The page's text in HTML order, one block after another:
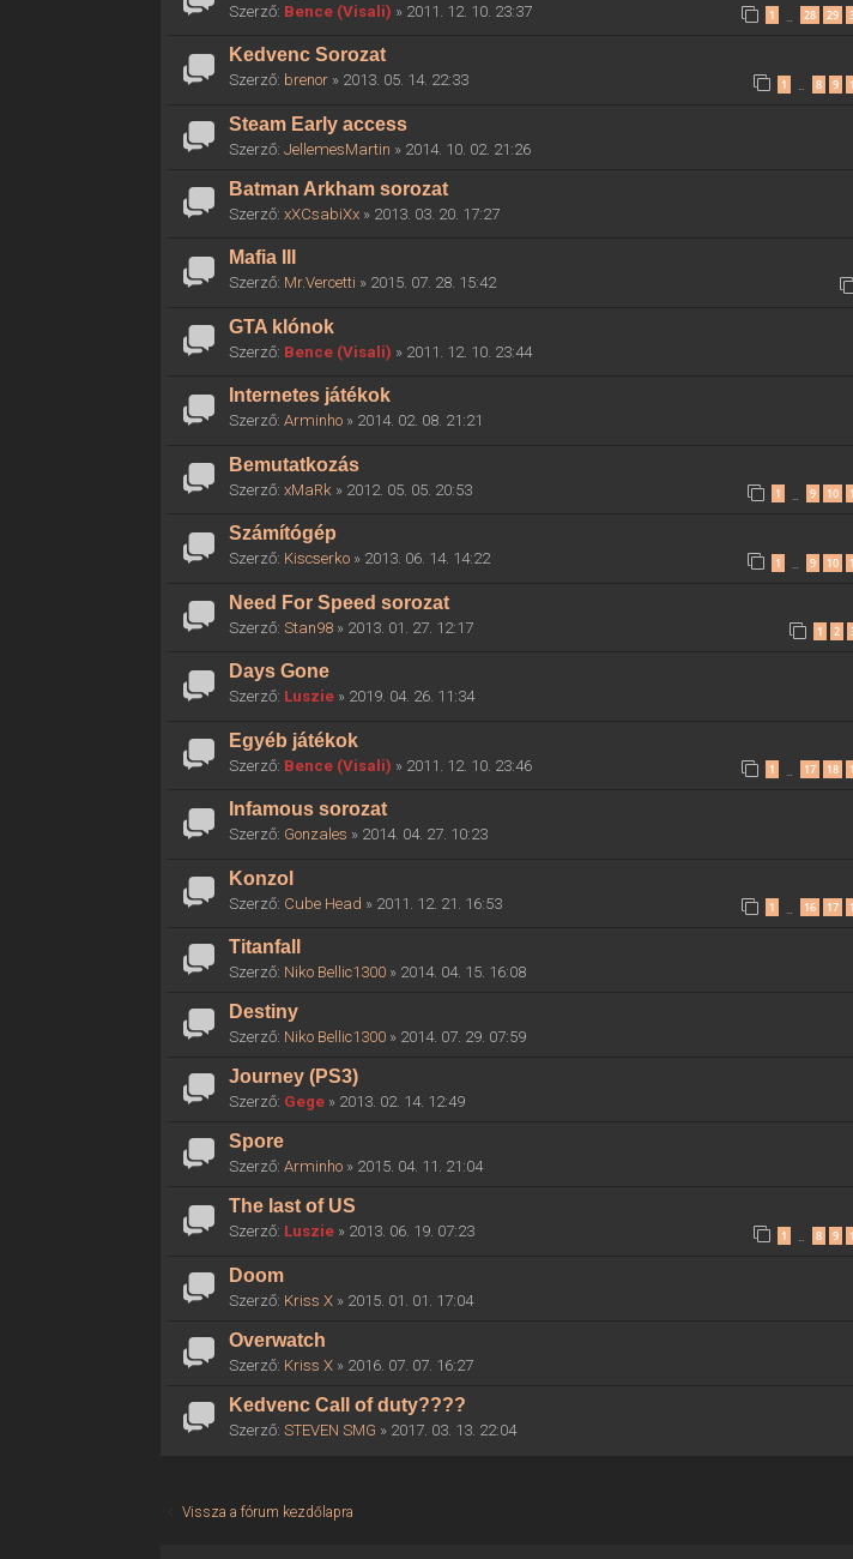
Szerző: Bence (Visali) » 2011. 12. 10. 23:37 1 28 29
Kedvenc Sorozat
Szerző: brenor » 2013. 05. 14. 22:33 1 … 8 9
Steam Early access
Szerző:JellemesMartin » 2014. 10. 02. 21:26
Batman Arkham sorozat
Szerző:xXCsabiXx » 2013. 03. 20. 17:27
Mafia III
Szerző: Mr.Vercetti » 2015. 07. 28. 15:42
GTA klónok
Szerző: Bence (Visali) » 2011. 12. 10. 23:44
Internetes játékok
Szerző:Arminho » 2014. 02. 08. 21:21
Bemutatkozás
Szerző:xMaRk » 2012. 05. 05. 20:53 1 9 10
Számítógép
Szerző: Kiscserko » 2013. 06. 14. 14:22 1 … 9 10
Need For Speed sorozat
Szerző:Stan98 » 2013. 01. 27. 12:17 1 2
Days Gone
Szerző: Luszie » 2019. 04. 26. 11:34
Egyéb játékok
Szerző: Bence (Visali) » 2011. 12. 10. 23:46 1 17 18
Infamous sorozat
Szerző: Gonzales » 2014. 04. 27. 10:23
Konzol
Szerző: Cube Head » 2011. 12. 21. 16:53 1 16 17
Titanfall
Szerző: Niko Bellic1300 » 2014. 04. 15. 16:08
Destiny
Szerző: Niko Bellic1300 » 2014. 07. 29. 07:59
Journey (PS3)
Szerző: Gege » 2013. 02. 14. 12:49
Spore
Szerző:Arminho » 2015. 04. 11. 21:04
The last of US
Szerző: Luszie » 2013. 06. 19. 07:23 1 … 8 9
Doom
Szerző: Kriss X » 2015. 01. 01. 17:04
Overwatch
Szerző: Kriss X » 2016. 07. 07. 16:27
Kedvenc Call of duty????
Szerző:STEVEN SMG » 2017. 03. 13. 22:04
Vissza a fórum kezdőlapra